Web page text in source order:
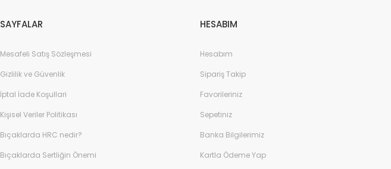
SAYFALAR
Mesafeli Satış Sözleşmesi
Gizlilik ve Güvenlik
İptal İade Koşullari
Kişisel Veriler Politikası
Bıçaklarda HRC nedir?
Bıçaklarda Sertliğin Önemi
HESABIM
Hesabım
Sipariş Takip
Favorileriniz
Sepetiniz
Banka Bilgilerimiz
Kartla Ödeme Yap